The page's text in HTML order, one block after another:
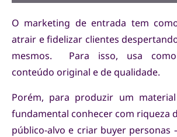
O marketing de entrada tem
atrair e fidelizar clientes
mesmos. Para isso, usa
conteúdo original e de qualidade.
Porém, para produzir um
fundamental conhecer com riqueza
público-alvo e criar buyer personas